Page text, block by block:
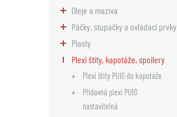
Oleje a maziva
Páčky, stupačky a ovládací prvky
Plasty
Plexi štíty, kapotáže, spoilery
Plexi štíty PUIG do kapotáže
Přídavná plexi PUIG
nastavitelná